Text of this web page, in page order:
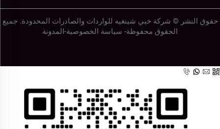
حقوق النشر © شركة خبي شينغيه للواردات والصادرات المحدودة. جميع
الحقوق محفوظة- سياسة الخصوصية-المدونة